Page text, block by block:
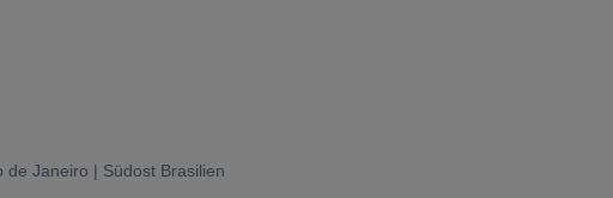
Janeiro | Südost Brasilien